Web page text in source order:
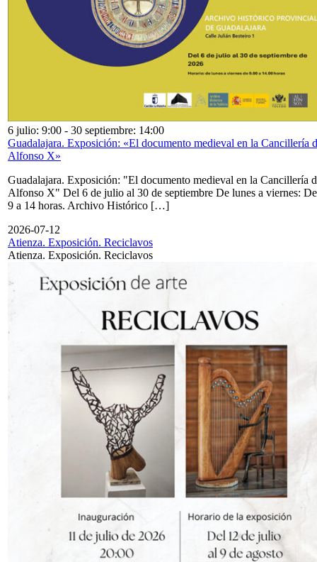
6 julio: 9:00 - 30 septiembre: 14:00
Guadalajara. Exposición: «El documento medieval en la Cancillería
Alfonso X»
Guadalajara. Exposición: "El documento medieval en la Cancillería
Alfonso X" Del 6 de julio al 30 de septiembre De lunes a viernes: De
9 a 14 horas. Archivo Histórico […]
2026-07-12
Atienza. Exposición. Reciclavos
Atienza. Exposición. Reciclavos